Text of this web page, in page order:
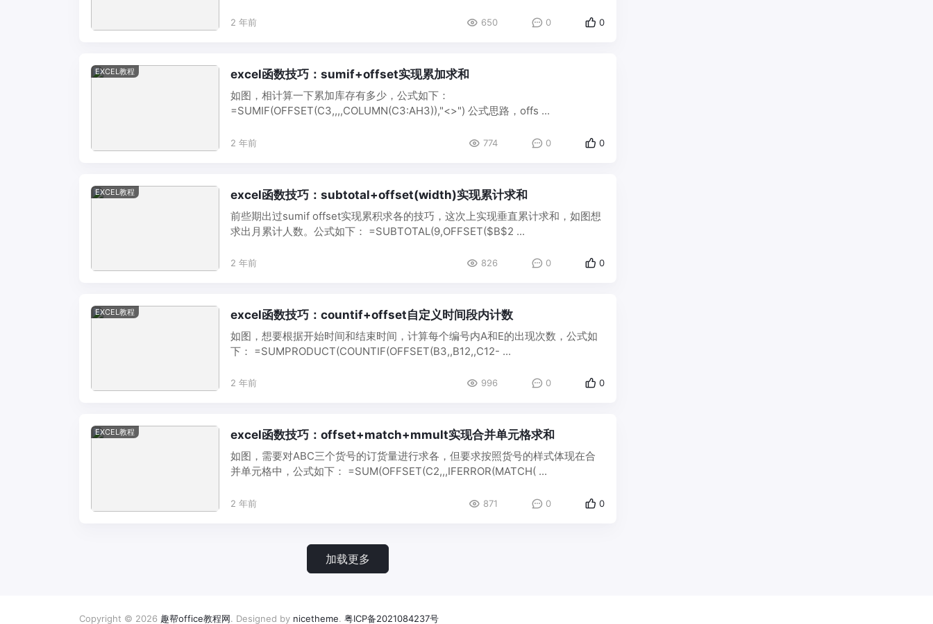
2 年前 650 0 0
EXCEL教程 excel函数技巧：sumif+offset实现累加求和
如图，相计算一下累加库存有多少，公式如下：
=SUMIF(OFFSET(C3,,,,COLUMN(C3:AH3)),"<>") 公式思路，offs ...
2 年前 774 0 0
EXCEL教程 excel函数技巧：subtotal+offset(width)实现累计求和
前些期出过sumif offset实现累积求各的技巧，这次上实现垂直累计求和，如图想
求出月累计人数。公式如下： =SUBTOTAL(9,OFFSET($B$2 ...
2 年前 826 0 0
EXCEL教程 excel函数技巧：countif+offset自定义时间段内计数
如图，想要根据开始时间和结束时间，计算每个编号内A和E的出现次数，公式如
下： =SUMPRODUCT(COUNTIF(OFFSET(B3,,B12,,C12- ...
2 年前 996 0 0
EXCEL教程 excel函数技巧：offset+match+mmult实现合并单元格求和
如图，需要对ABC三个货号的订货量进行求各，但要求按照货号的样式体现在合
并单元格中，公式如下： =SUM(OFFSET(C2,,,IFERROR(MATCH( ...
2 年前 871 0 0
加载更多
Copyright © 2026 趣帮office教程网. Designed by nicetheme. 粤ICP备2021084237号